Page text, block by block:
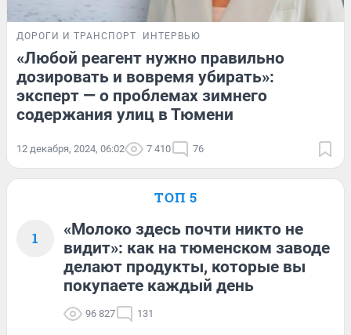
ДОРОГИ И ТРАНСПОРТ ИНТЕРВЬЮ
«Любой реагент нужно правильно
дозировать и вовремя убирать»:
эксперт — о проблемах зимнего
содержания улиц в Тюмени
12 декабря, 2024, 06:02 7 410 76
ТОП 5
1
«Молоко здесь почти никто не
видит»: как на тюменском заводе
делают продукты, которые вы
покупаете каждый день
96 827 131